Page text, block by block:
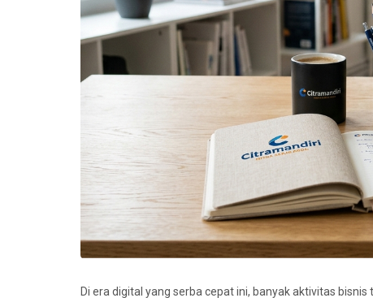
Di era digital yang serba cepat ini, banyak aktivitas